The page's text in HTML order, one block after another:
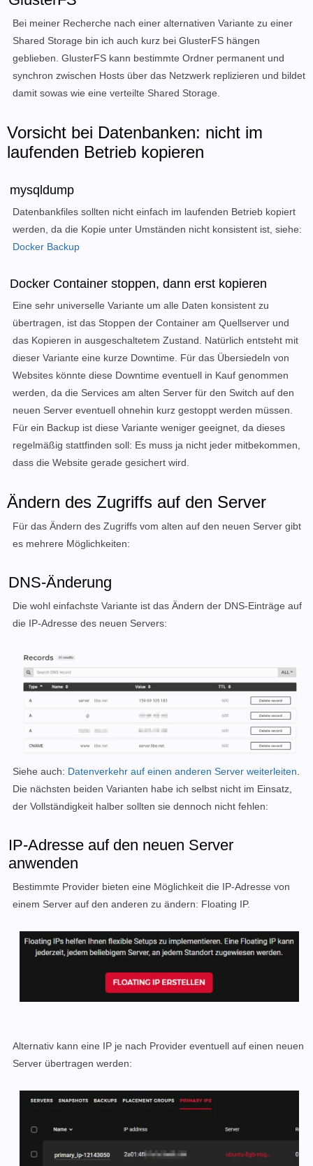
Bei meiner Recherche nach einer alternativen Variante zu einer
Shared Storage bin ich auch kurz bei GlusterFS hängen
geblieben. GlusterFS kann bestimmte Ordner permanent und
synchron zwischen Hosts über das Netzwerk replizieren und bildet
damit sowas wie eine verteilte Shared Storage.
Vorsicht bei Datenbanken: nicht im
laufenden Betrieb kopieren
mysqldump
Datenbankfiles sollten nicht einfach im laufenden Betrieb kopiert
werden, da die Kopie unter Umständen nicht konsistent ist, siehe:
Docker Backup
Docker Container stoppen, dann erst kopieren
Eine sehr universelle Variante um alle Daten konsistent zu
übertragen, ist das Stoppen der Container am Quellserver und
das Kopieren in ausgeschaltetem Zustand. Natürlich entsteht mit
dieser Variante eine kurze Downtime. Für das Übersiedeln von
Websites könnte diese Downtime eventuell in Kauf genommen
werden, da die Services am alten Server für den Switch auf den
neuen Server eventuell ohnehin kurz gestoppt werden müssen.
Für ein Backup ist diese Variante weniger geeignet, da dieses
regelmäßig stattfinden soll: Es muss ja nicht jeder mitbekommen,
dass die Website gerade gesichert wird.
Ändern des Zugriffs auf den Server
Für das Ändern des Zugriffs vom alten auf den neuen Server gibt
es mehrere Möglichkeiten:
DNS-Änderung
Die wohl einfachste Variante ist das Ändern der DNS-Einträge auf
die IP-Adresse des neuen Servers:
Siehe auch: Datenverkehr auf einen anderen Server weiterleiten
Die nächsten beiden Varianten habe ich selbst nicht im Einsatz,
der Vollständigkeit halber sollten sie dennoch nicht fehlen:
IP-Adresse auf den neuen Server
anwenden
Bestimmte Provider bieten eine Möglichkeit die IP-Adresse von
einem Server auf den anderen zu ändern: Floating IP.
Alternativ kann eine IP je nach Provider eventuell auf einen neuen
Server übertragen werden: